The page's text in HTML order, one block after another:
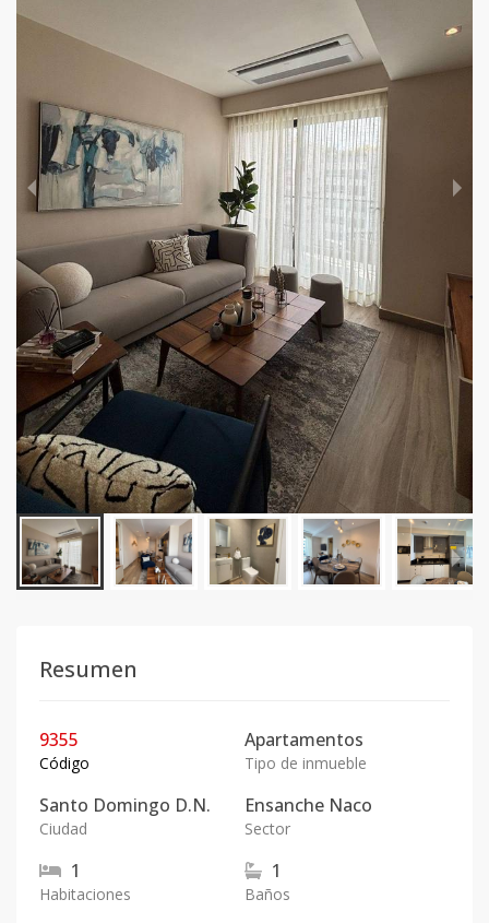
Resumen
9355
Código
Apartamentos
Tipo de inmueble
Santo Domingo D.N.
Ciudad
Ensanche Naco
Sector
1
Habitaciones
1
Baños